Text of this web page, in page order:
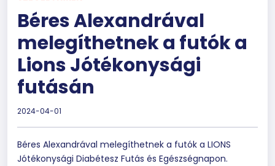
Béres Alexandrával
melegíthetnek a futók a
Lions Jótékonysági
futásán
2024-04-01
Béres Alexandrával melegíthetnek a futók a LIONS
Jótékonysági Diabétesz Futás és Egészségnapon.